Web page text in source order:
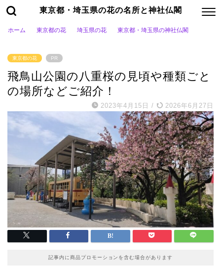
東京都・埼玉県の花の名所と神社仏閣
ホーム 東京都の花 埼玉県の花 東京都・埼玉県の神社仏閣
東京都の花 PR
飛鳥山公園の八重桜の見頃や種類ごと
の場所などご紹介！
2023年4月15日 / 2026年6月27日
記事内に商品プロモーションを含む場合があります